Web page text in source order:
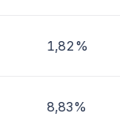
1,82%
8,83%